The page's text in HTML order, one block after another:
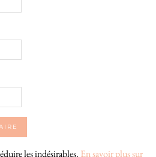
les indésirables. En savoir plus sur